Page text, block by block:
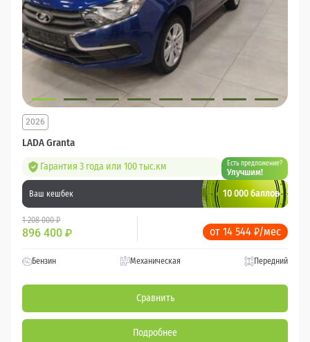
LADA Granta
2026
Гарантия 3 года или 100 тыс.км Есть предложение?
Улучшим!
Ваш кешбек 10 000 баллов
1 208 000 ₽
896 400 ₽ от 14 544 ₽/мес
Бензин Механическая Передний
Сравнить
Подробнее